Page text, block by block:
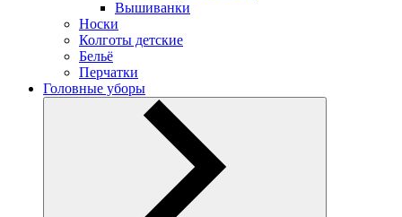
Вышиванки
Носки
Колготы детские
Бельё
Перчатки
Головные уборы